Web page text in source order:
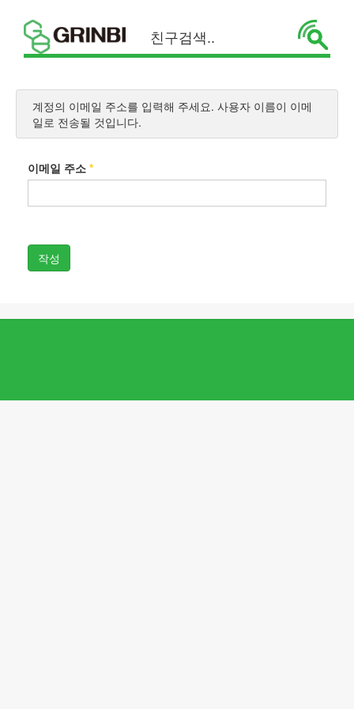
계정의 이메일 주소를 입력해 주세요. 사용자 이름이 이메
일로 전송될 것입니다.
이메일 주소 *
작성